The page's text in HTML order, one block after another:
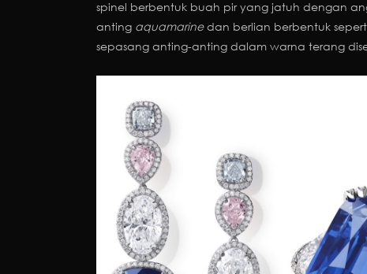
spinel berbentuk buah pir yang jatuh dengan
anting aquamarinedan berlian berbentuk
sepasang anting-anting dalam warna terang